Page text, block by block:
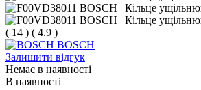
( 14 ) ( 4.9 )
BOSCH
Залишити відгук
Немає в наявності
В наявності